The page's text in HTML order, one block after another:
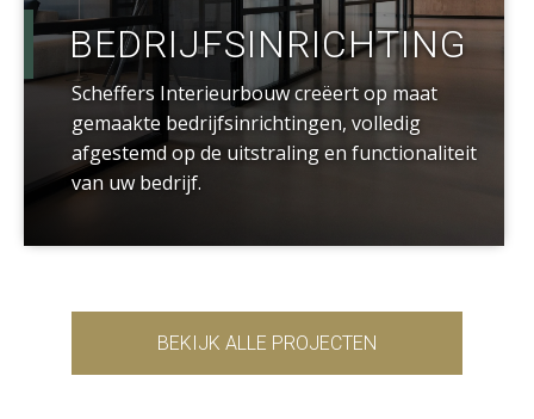
BEDRIJFSINRICHTING
Scheffers Interieurbouw creëert op maat
gemaakte bedrijfsinrichtingen, volledig
afgestemd op de uitstraling en functionaliteit
van uw bedrijf.
BEKIJK ALLE PROJECTEN